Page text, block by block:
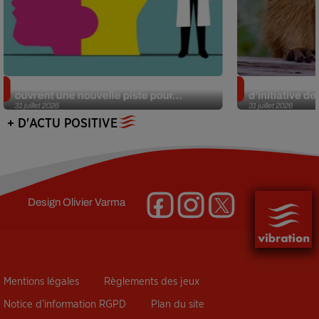
31 juillet 2026
ouvrent une nouvelle piste pour...
31 juillet 2026
d’initiative
+ D'ACTU POSITIVE
DesignOlivier Varma
Mentions légales Règlements des jeux
Notice d’information RGPD Plan du site